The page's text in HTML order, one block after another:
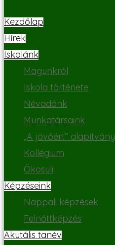
Kezdőlap
Hírek
Iskolánk
Magunkról
Iskola története
Névadónk
Munkatársaink
„A jövőért” alapítvány
Kollégium
Ökosuli
Képzéseink
Nappali képzések
Felnőttképzés
Akutális tanév